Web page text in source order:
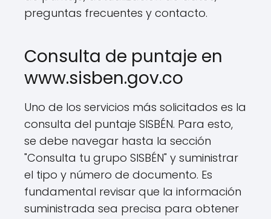
preguntas frecuentes y contacto.
Consulta de puntaje en
www.sisben.gov.co
Uno de los servicios más solicitados es la
consulta del puntaje SISBÉN. Para esto,
se debe navegar hasta la sección
"Consulta tu grupo SISBÉN" y suministrar
el tipo y número de documento. Es
fundamental revisar que la información
suministrada sea precisa para obtener